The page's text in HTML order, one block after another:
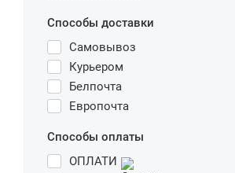
Способы доставки
Самовывоз
Курьером
Белпочта
Европочта
Способы оплаты
ОПЛАТИ